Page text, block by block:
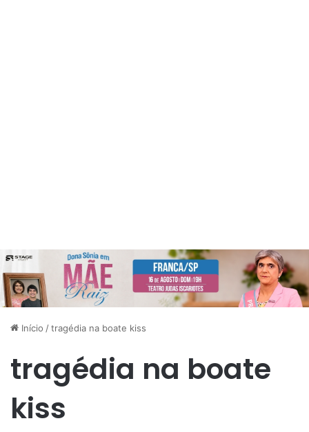
Início /tragédia na boate kiss
tragédia na boate
kiss